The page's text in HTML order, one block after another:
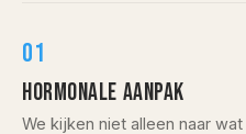
01
HORMONALE AANPAK
We kijken niet alleen naar